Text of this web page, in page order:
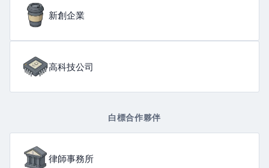
新創企業
高科技公司
白標合作夥伴
律師事務所